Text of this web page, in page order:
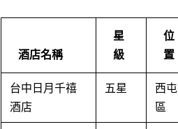
酒店名稱
星
級
位
置
台中日月千禧
酒店
五星
西屯
區